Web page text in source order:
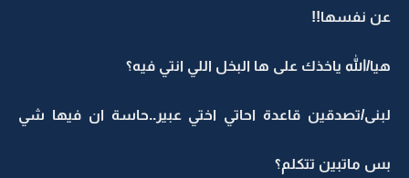
عن نفسها!!
هيا/الله ياخذك على ها البخل اللي انتي فيه؟
لبنى/تصدقين قاعدة احاتي اختي عبير..حاسة ان فيها شي
بس ماتبين تتكلم؟